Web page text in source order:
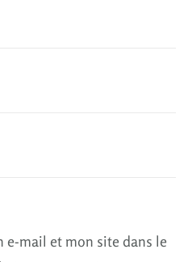
e-mail et mon site dans le